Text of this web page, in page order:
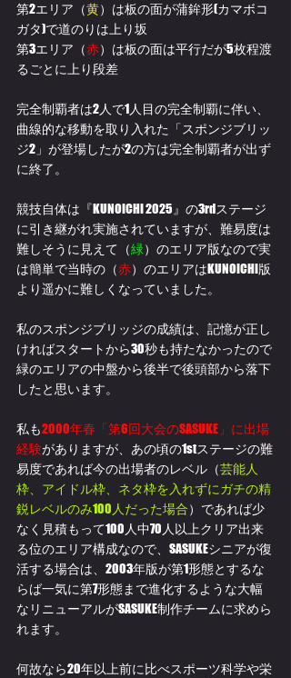
第2エリア（黄）は板の面が蒲鉾形(カマボコ
ガタ)で道のりは上り坂
第3エリア（赤）は板の面は平行だが5枚程渡
るごとに上り段差
完全制覇者は2人で1人目の完全制覇に伴い、
曲線的な移動を取り入れた「スポンジブリッ
ジ2」が登場したが2の方は完全制覇者が出ず
に終了。
競技自体は『KUNOICHI 2025』の3rdステージ
に引き継がれ実施されていますが、難易度は
難しそうに見えて（緑）のエリア版なので実
は簡単で当時の（赤）のエリアはKUNOICHI版
より遥かに難しくなっていました。
私のスポンジブリッジの成績は、記憶が正し
ければスタートから30秒も持たなかったので
緑のエリアの中盤から後半で後頭部から落下
したと思います。
私も2000年春「第6回大会のSASUKE」に出場
経験がありますが、あの頃の1stステージの難
易度であれば今の出場者のレベル（芸能人
枠、アイドル枠、ネタ枠を入れずにガチの精
鋭レベルのみ100人だった場合）であれば少
なく見積もって100人中70人以上クリア出来
る位のエリア構成なので、SASUKEシニアが復
活する場合は、2003年版が第1形態とするな
らば一気に第7形態まで進化するような大幅
なリニューアルがSASUKE制作チームに求めら
れます。
何故なら20年以上前に比べスポーツ科学や栄